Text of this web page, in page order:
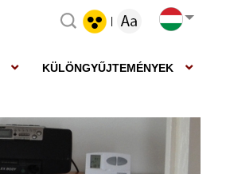
|
KÜLÖNGYŰJTEMÉNYEK